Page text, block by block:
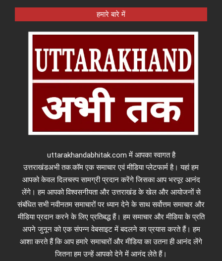
हमारे बारे में
uttarakhandabhitak.com में आपका स्वागत है
उत्तराखंडअभी तक.कॉम एक समाचार एवं मीडिया प्लेटफार्म है। यहां हम
आपको केवल दिलचस्प सामग्री प्रदान करेंगे जिसका आप भरपूर आनंद
लेंगे। हम आपको विश्वसनीयता और उत्तराखंड के खेल और आयोजनों से
संबंधित सभी नवीनतम समाचारों पर ध्यान देने के साथ सर्वोत्तम समाचार और
मीडिया प्रदान करने के लिए प्रतिबद्ध हैं। हम समाचार और मीडिया के प्रति
अपने जुनून को एक संपन्न वेबसाइट में बदलने का प्रयास करते हैं। हम
आशा करते हैं कि आप हमारे समाचारों और मीडिया का उतना ही आनंद लेंगे
जितना हम उन्हें आपको देने में आनंद लेते हैं।